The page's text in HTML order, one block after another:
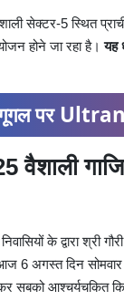
सेक्टर-5 स्थित
होने जा रहा है।यह
पर
के द्वारा श्री
आज 6 अगस्त दिन
सबको आश्चर्यचकित